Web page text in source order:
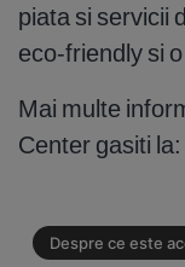
piata si servicii
eco-friendly si
Mai multe
Center gasiti la: